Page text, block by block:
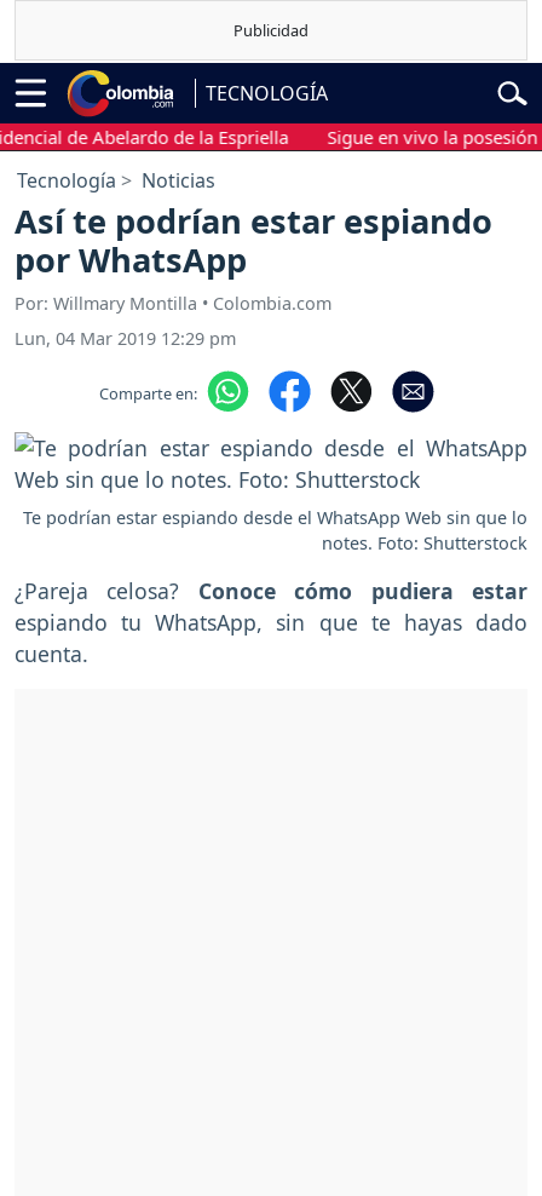
TECNOLOGÍA
de Abelardo de la Espriella Sigue en vivo la posesión
Tecnología Noticias
Así te podrían estar espiando
por WhatsApp
Por: Willmary Montilla • Colombia.com
Lun, 04 Mar 2019 12:29 pm
Comparte en:
Te podrían estar espiando desde el WhatsApp Web sin que lo
notes. Foto: Shutterstock
¿Pareja celosa? Conoce cómo pudiera estar
espiando tu WhatsApp, sin que te hayas dado
cuenta.